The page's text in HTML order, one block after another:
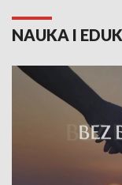
NAUKA I